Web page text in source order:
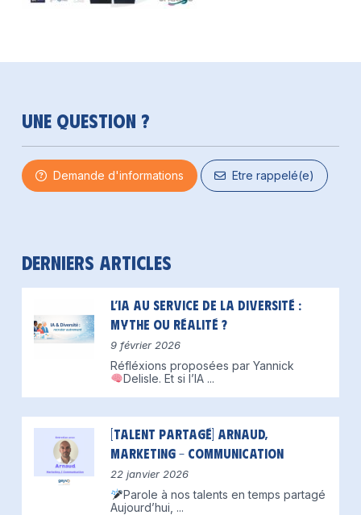
Une question ?
Demande d'informations Etre rappelé(e)
Derniers articles
L’IA au service de la diversité :
mythe ou réalité ?
9 février 2026
Réfléxions proposées par Yannick
Delisle. Et si l’IA ...
[Talent partagé] Arnaud,
Marketing – Communication
22 janvier 2026
Parole à nos talents en temps partagé
Aujourd’hui, ...